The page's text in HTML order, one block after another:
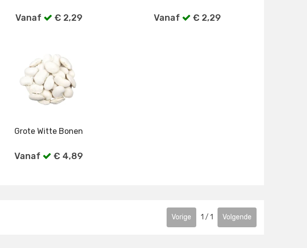
Vanaf € 2,29 Vanaf € 2,29
Grote Witte Bonen
Vanaf € 4,89
Vorige 1 / 1 Volgende